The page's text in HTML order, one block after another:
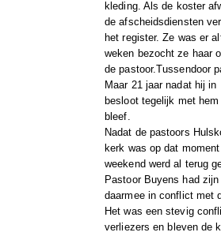
kleding. Als de koster
de afscheidsdiensten
het register. Ze was er
weken bezocht ze haar
de pastoor.Tussendoor
Maar 21 jaar nadat hij
besloot tegelijk met
bleef.
Nadat de pastoors
kerk was op dat
weekend werd al terug
Pastoor Buyens had
daarmee in conflict met
Het was een stevig
verliezers en bleven de